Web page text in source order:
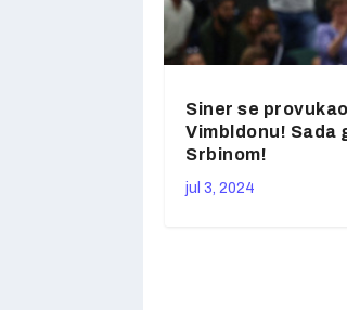
Siner se
Vimbldonu! Sada
Srbinom!
jul 3, 2024